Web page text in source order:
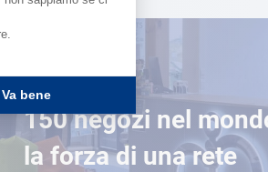
150 negozi nel
la forza di una rete